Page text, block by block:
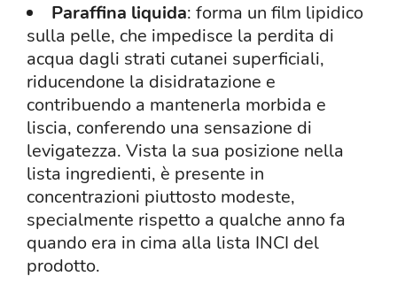
Paraffina liquida: forma un film lipidico
sulla pelle, che impedisce la perdita di
acqua dagli strati cutanei superficiali,
riducendone la disidratazione e
contribuendo a mantenerla morbida e
liscia, conferendo una sensazione di
levigatezza. Vista la sua posizione nella
lista ingredienti, è presente in
concentrazioni piuttosto modeste,
specialmente rispetto a qualche anno fa
quando era in cima alla lista INCI del
prodotto.